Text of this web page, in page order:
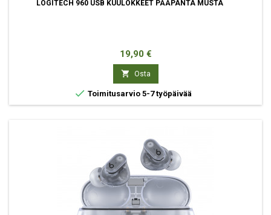
LOGITECH 960 USB KUULOKKEET PÄÄPANTA MUSTA
Hinta
19,90 €
 Osta
 Toimitusarvio 5-7 työpäivää